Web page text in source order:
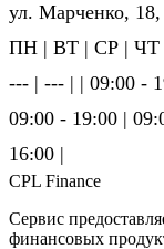
ул. Марченко,
ПН | ВТ | СР | ЧТ
--- | --- | | 09:00 -
09:00 - 19:00 |
16:00 |
CPL Finance
Сервис
финансовых